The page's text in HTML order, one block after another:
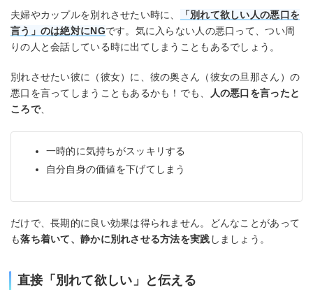
夫婦やカップルを別れさせたい時に、
「別れて欲しい人の悪口を
言う」のは絶対にNGです。気に入らない人の悪口って、つい周
りの人と会話している時に出てしまうこともあるでしょう。
別れさせたい彼に（彼女）に、彼の奥さん（彼女の旦那さん）の
悪口を言ってしまうこともあるかも！でも、
人の悪口を言ったと
ころで、
一時的に気持ちがスッキリする
自分自身の価値を下げてしまう
だけで、長期的に良い効果は得られません。どんなことがあって
も落ち着いて、静かに別れさせる方法を実践 しましょう。
直接「別れて欲しい」と伝える